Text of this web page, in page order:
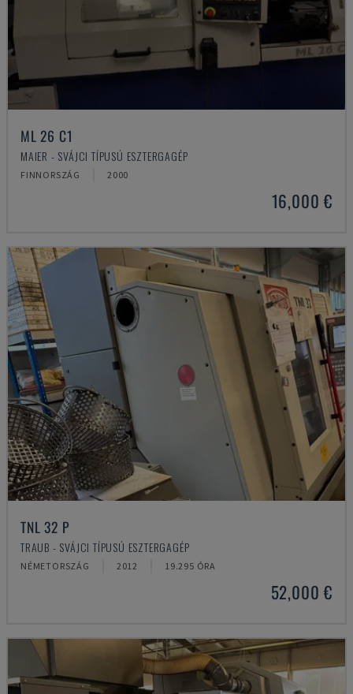
ML 26 C1
MAIER - SVÁJCI TÍPUSÚ ESZTERGAGÉP
FINNORSZÁG 2000
16,000 €
TNL 32 P
TRAUB - SVÁJCI TÍPUSÚ ESZTERGAGÉP
NÉMETORSZÁG 2012 19.295 ÓRA
52,000 €